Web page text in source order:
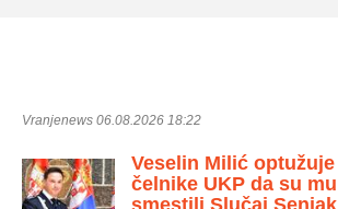
Vranjenews 06.08.2026 18:22
Veselin Milić optužuje
čelnike UKP da su mu
smestili Slučaj Senjak